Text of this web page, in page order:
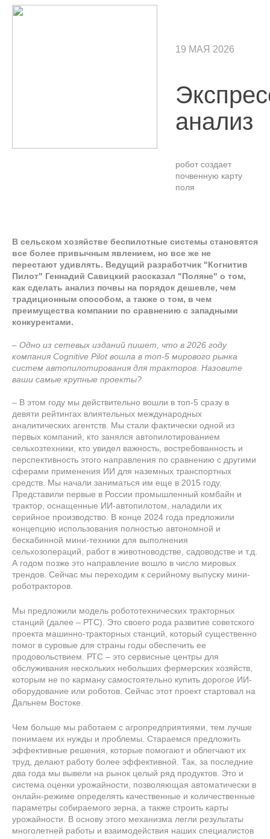
19 МАЯ 2026
анализ
робот создает
почвенную карту
поля
В сельском хозяйстве беспилотные системы становятся
все более привычным явлением, но все же не
перестают удивлять. Ведущий разработчик "Когнитив
Пилот" Геннадий Савицкий рассказал "Поляне" о том,
как сделать анализ почвы на порядок дешевле, чем
традиционным способом, а также о том, в чем
преимущества компании по сравнению с западными
конкурентами.
– Одно из сетевых изданий пишет, что в 2026 году
компания Cognitive Pilot вошла в топ-5 мирового рынка
систем автопилотирования для тракторов. Назовите
ваши самые крупные проекты?
– В этом году мы действительно вошли в топ-5 сразу в
девяти рейтингах влиятельных международных
аналитических агентств. Мы стали фактически одной из
первых компаний, кто занялся автопилотированием
сельхозтехники, кто увидел важность, востребованность и
перспективность этого направления по сравнению с другими
сферами применения ИИ для наземных транспортных
средств. Мы начали заниматься им еще в 2015 году.
Представили первые в России промышленный комбайн и
трактор, оснащенные ИИ-автопилотом, наладили их
серийное производство. В конце 2024 года предложили
концепцию использования полностью автономной и
бескабинной мини-техники для выполнения
сельхозопераций, работ в животноводстве, садоводстве и т.д.
А годом позже это направление вошло в число мировых
трендов. Сейчас мы переходим к серийному выпуску мини-
роботракторов.
Мы предложили модель робототехнических тракторных
станций (далее – РТС). Это своего рода развитие советского
проекта машинно-тракторных станций, который существенно
помог в суровые для страны годы обеспечить ее
продовольствием. РТС – это сервисные центры для
обслуживания нескольких небольших фермерских хозяйств,
которым не по карману самостоятельно купить дорогое ИИ-
оборудование или роботов. Сейчас этот проект стартовал на
Дальнем Востоке.
Чем больше мы работаем с агропредприятиями, тем лучше
понимаем их нужды и проблемы. Стараемся предложить
эффективные решения, которые помогают и облегчают их
труд, делают работу более эффективной. Так, за последние
два года мы вывели на рынок целый ряд продуктов. Это и
система оценки урожайности, позволяющая автоматически в
онлайн-режиме определять качественные и количественные
параметры собираемого зерна, а также строить карты
урожайности. В основу этого механизма легли результаты
многолетней работы и взаимодействия наших специалистов